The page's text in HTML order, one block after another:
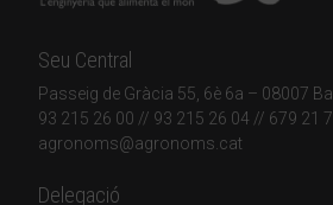
Seu Central
Passeig de Gràcia 55, 6è 6a – 08007
93 215 26 00 // 93 215 26 04 // 679 21
agronoms@agronoms.cat
Delegació